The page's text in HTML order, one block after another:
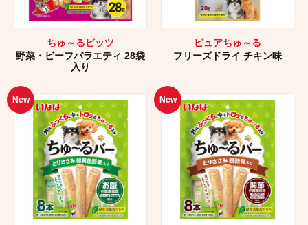
ちゅ～るビッツ
野菜・ビーフバラエティ 28袋
入り
ピュアちゅ～る
フリーズドライ チキン味
New New